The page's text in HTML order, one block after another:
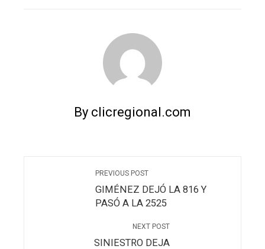
By clicregional.com
PREVIOUS POST
GIMÉNEZ DEJÓ LA 816 Y
PASÓ A LA 2525
NEXT POST
SINIESTRO DEJA